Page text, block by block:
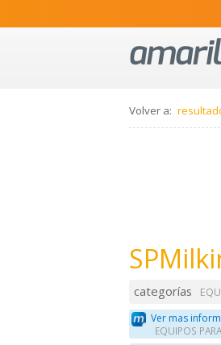
Volver a:
categorías
Ver mas
EQUIPOS